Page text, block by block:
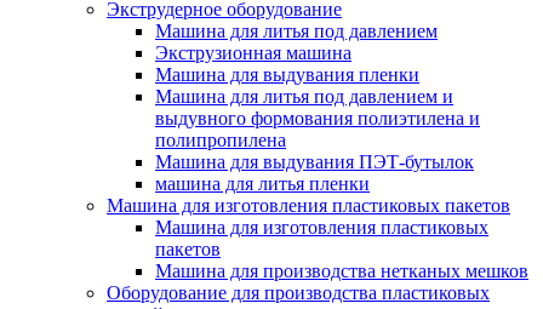
Экструдерное оборудование
Машина для литья под давлением
Экструзионная машина
Машина для выдувания пленки
Машина для литья под давлением и
выдувного формования полиэтилена и
полипропилена
Машина для выдувания ПЭТ-бутылок
машина для литья пленки
Машина для изготовления пластиковых пакетов
Машина для изготовления пластиковых
пакетов
Машина для производства нетканых мешков
Оборудование для производства пластиковых